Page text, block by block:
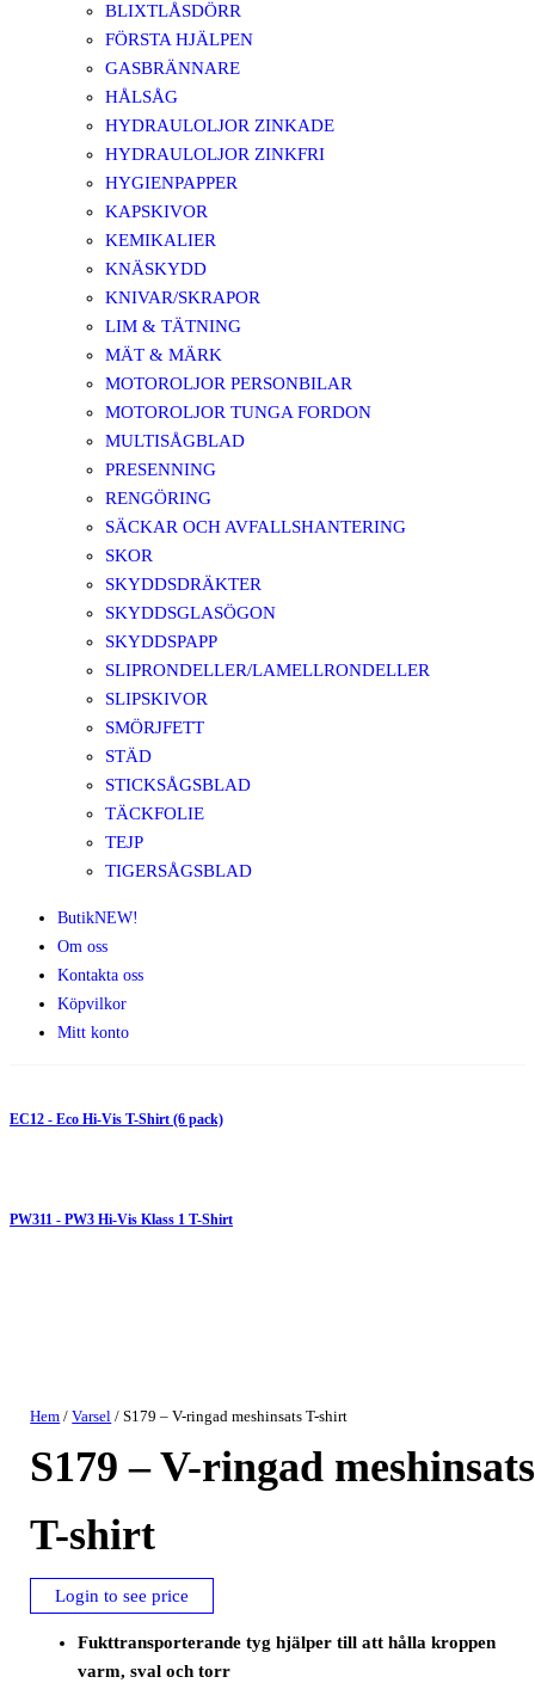
BLIXTLÅSDÖRR
FÖRSTA HJÄLPEN
GASBRÄNNARE
HÅLSÅG
HYDRAULOLJOR ZINKADE
HYDRAULOLJOR ZINKFRI
HYGIENPAPPER
KAPSKIVOR
KEMIKALIER
KNÄSKYDD
KNIVAR/SKRAPOR
LIM & TÄTNING
MÄT & MÄRK
MOTOROLJOR PERSONBILAR
MOTOROLJOR TUNGA FORDON
MULTISÅGBLAD
PRESENNING
RENGÖRING
SÄCKAR OCH AVFALLSHANTERING
SKOR
SKYDDSDRÄKTER
SKYDDSGLASÖGON
SKYDDSPAPP
SLIPRONDELLER/LAMELLRONDELLER
SLIPSKIVOR
SMÖRJFETT
STÄD
STICKSÅGSBLAD
TÄCKFOLIE
TEJP
TIGERSÅGSBLAD
ButikNEW!
Om oss
Kontakta oss
Köpvilkor
Mitt konto
EC12 - Eco Hi-Vis T-Shirt (6 pack)
PW311 - PW3 Hi-Vis Klass 1 T-Shirt
Hem /Varsel / S179 – V-ringad meshinsats T-shirt
S179 – V-ringad meshinsats
T-shirt
Login to see price
Fukttransporterande tyg hjälper till att hålla kroppen
varm, sval och torr